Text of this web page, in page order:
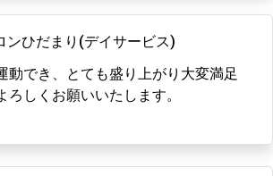
ンひだまり(デイサービス)
動でき、とても盛り上がり大変満足
ろしくお願いいたします。